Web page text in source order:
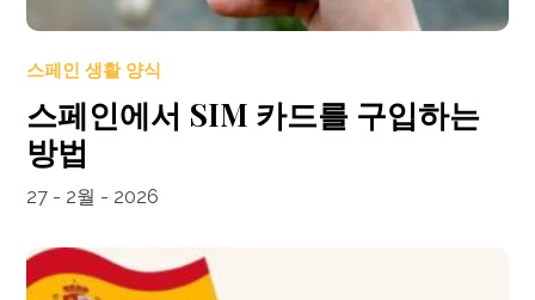
스페인 생활 양식
스페인에서 SIM 카드를 구입하는
방법
27 - 2월 - 2026